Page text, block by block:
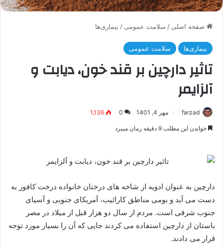
صفحه اصلی / سلامت عمومی / بیماری‌ها
بیماری‌ها سلامت عمومی
تاثیر دارچین بر قند خون، دیابت و
آلزایمر
farzad مهر 4, 1401 0
1,136
خواندن این مطلب 9 دقیقه زمان میبرد
دارچین به عنوان ادویه از شاخه های درختان خانواده درخت کافور به
دست می آید و بومی مناطق کارائیب، آمریکای جنوبی و آسیای
جنوب شرقی است. مردم از سال دو هزار قبل از میلاد در مصر
باستان از دارچین استفاده می کردند جایی که آن را بسیار مورد توجه
قرار می دادند.